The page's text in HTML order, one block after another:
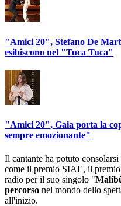
"Amici 20", Stefano De
esibiscono nel "Tuca Tuca"
"Amici 20", Gaia porta la
sempre emozionante"
Il cantante ha potuto
come il premio SIAE, il
radio per il suo singolo "
percorso nel mondo dello
all'inizio.